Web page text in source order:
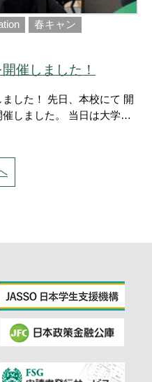
春キャン
催しました！
した！ 先日、本校にて 開
。 当日は大学の
開志創造大学
要とされるスキル ・専門
」 「将来の進路を考える
ープンキャンパスでも体験
広がる 貴重な機会
ページ